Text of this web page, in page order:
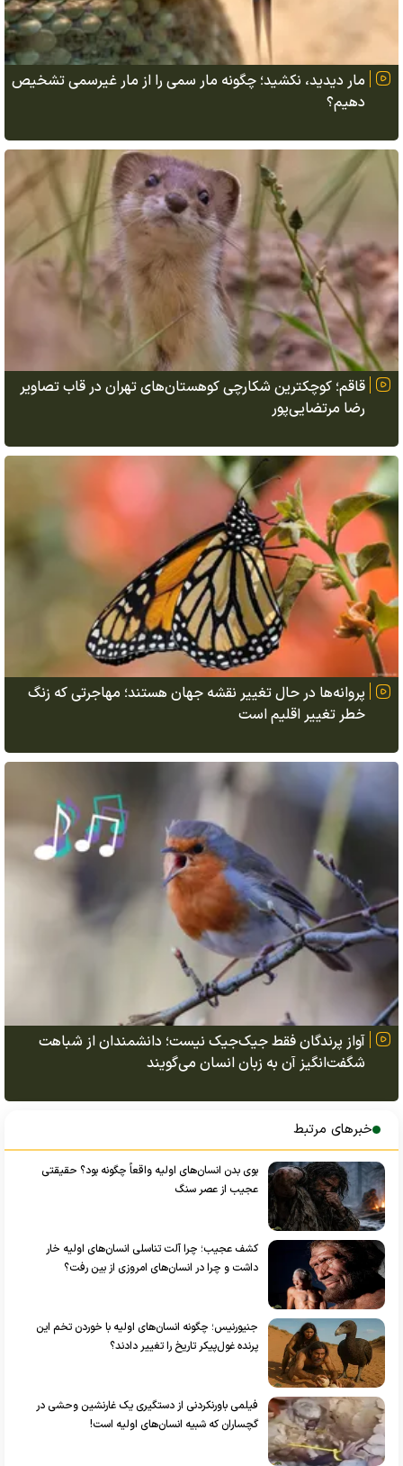
مار دیدید، نکشید؛ چگونه مار سمی را از مار غیرسمی تشخیص
دهیم؟
قاقم؛ کوچکترین شکارچی کوهستان‌های تهران در قاب تصاویر
رضا مرتضایی‌پور
پروانه‌ها در حال تغییر نقشه جهان هستند؛ مهاجرتی که زنگ
خطر تغییر اقلیم است
آواز پرندگان فقط جیک‌جیک نیست؛ دانشمندان از شباهت
شگفت‌انگیز آن به زبان انسان می‌گویند
خبرهای مرتبط
بوی بدن انسان‌های اولیه واقعاً چگونه بود؟ حقیقتی
عجیب از عصر سنگ
کشف عجیب؛ چرا آلت تناسلی انسان‌های اولیه خار
داشت و چرا در انسان‌های امروزی از بین رفت؟
جنیورنیس؛ چگونه انسان‌های اولیه با خوردن تخم این
پرنده غول‌پیکر تاریخ را تغییر دادند؟
فیلمی باورنکردنی از دستگیری یک غارنشین وحشی در
گچساران که شبیه انسان‌های اولیه است!